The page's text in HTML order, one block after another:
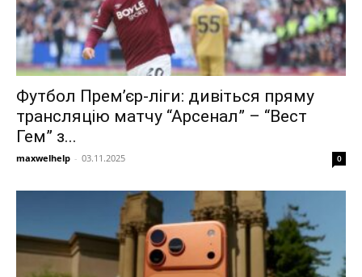
Футбол Прем’єр-ліги: дивіться пряму
трансляцію матчу “Арсенал” – “Вест
Гем” з...
maxwelhelp - 03.11.2025 0